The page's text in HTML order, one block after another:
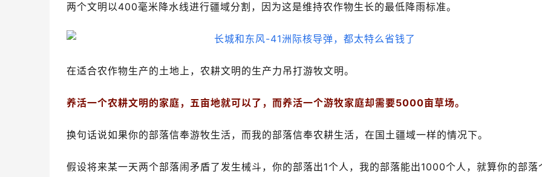
两个文明以400毫米降水线进行疆域分割，因为这是维持农作物生长的最低降雨标准。
在适合农作物生产的土地上，农耕文明的生产力吊打游牧文明。
养活一个农耕文明的家庭，五亩地就可以了，而养活一个游牧家庭却需要5000亩草场。
换句话说如果你的部落信奉游牧生活，而我的部落信奉农耕生活，在国土疆域一样的情况下。
假设将来某一天两个部落闹矛盾了发生械斗，你的部落出1个人，我的部落能出1000个人，就算你的部落